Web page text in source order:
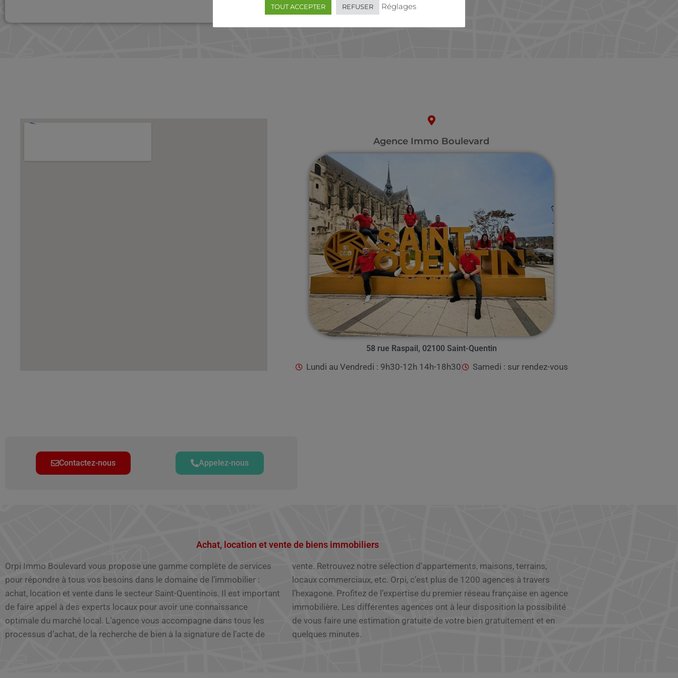
Agence Immo Boulevard
58 rue Raspail, 02100 Saint-Quentin
Lundi au Vendredi : 9h30-12h 14h-18h30 Samedi : sur rendez-vous
Contactez-nous Appelez-nous
Achat, location et vente de biens immobiliers
Orpi Immo Boulevard vous propose une gamme complète de services
pour répondre à tous vos besoins dans le domaine de l’immobilier :
achat, location et vente dans le secteur Saint-Quentinois. Il est important
de faire appel à des experts locaux pour avoir une connaissance
optimale du marché local. L’agence vous accompagne dans tous les
processus d’achat, de la recherche de bien à la signature de l’acte de
vente. Retrouvez notre sélection d’appartements, maisons, terrains,
locaux commerciaux, etc. Orpi, c’est plus de 1200 agences à travers
l’hexagone. Profitez de l’expertise du premier réseau française en agence
immobilière. Les différentes agences ont à leur disposition la possibilité
de vous faire une estimation gratuite de votre bien gratuitement et en
quelques minutes.
TOUT ACCEPTER REFUSER Réglages